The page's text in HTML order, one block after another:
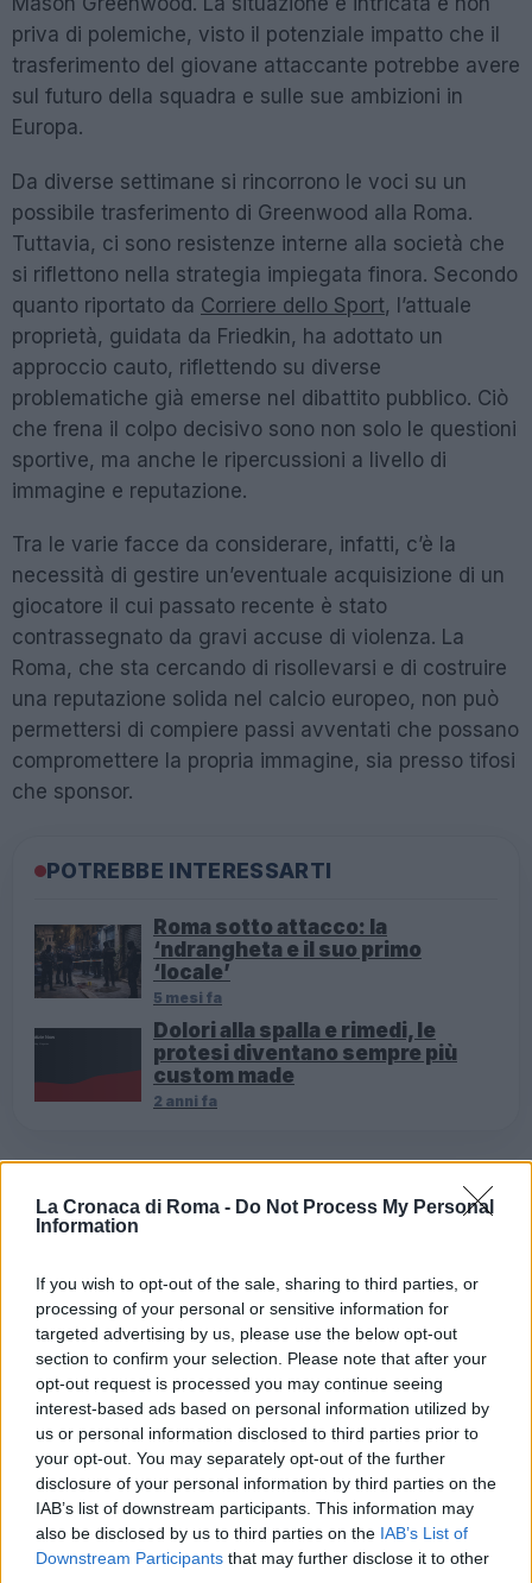
La Cronaca di Roma - Do Not Process My Personal
Information
If you wish to opt-out of the sale, sharing to third parties, or
processing of your personal or sensitive information for
targeted advertising by us, please use the below opt-out
section to confirm your selection. Please note that after your
opt-out request is processed you may continue seeing
interest-based ads based on personal information utilized by
us or personal information disclosed to third parties prior to
your opt-out. You may separately opt-out of the further
disclosure of your personal information by third parties on the
IAB’s list of downstream participants. This information may
also be disclosed by us to third parties on the IAB’s List of
Downstream Participants that may further disclose it to other
priva di polemiche, visto il potenziale impatto che il
trasferimento del giovane attaccante potrebbe avere
sul futuro della squadra e sulle sue ambizioni in
Europa.
Da diverse settimane si rincorrono le voci su un
possibile trasferimento di Greenwood alla Roma.
Tuttavia, ci sono resistenze interne alla società che
si riflettono nella strategia impiegata finora. Secondo
quanto riportato da Corriere dello Sport, l’attuale
proprietà, guidata da Friedkin, ha adottato un
approccio cauto, riflettendo su diverse
problematiche già emerse nel dibattito pubblico. Ciò
che frena il colpo decisivo sono non solo le questioni
sportive, ma anche le ripercussioni a livello di
immagine e reputazione.
Tra le varie facce da considerare, infatti, c’è la
necessità di gestire un’eventuale acquisizione di un
giocatore il cui passato recente è stato
contrassegnato da gravi accuse di violenza. La
Roma, che sta cercando di risollevarsi e di costruire
una reputazione solida nel calcio europeo, non può
permettersi di compiere passi avventati che possano
compromettere la propria immagine, sia presso tifosi
che sponsor.
POTREBBE INTERESSARTI
Roma sotto attacco: la
‘ndrangheta e il suo primo
‘locale’
5 mesi fa
Dolori alla spalla e rimedi, le
protesi diventano sempre più
custom made
2 anni fa
Roma stia attentamente valutando la compliance
con i regolamenti UEFA, sempre più severi riguardo
Questo renderà indispensabile un approccio mirato,
dove si devono armonizzare i desideri sportivi alle
necessità burocratico-amministrative.
Cosa sappiamo sul possibile
trasferimento di Greenwood
Analizzando l’attuale situazione di Greenwood,
emerge che il trasferimento potrebbe costituire un
colpo da maestro sul campo, ma rischierebbe di